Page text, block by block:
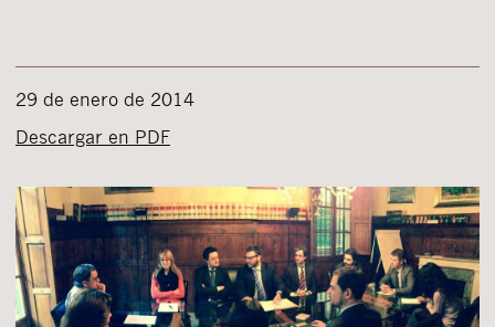
29 de enero de 2014
Descargar en PDF